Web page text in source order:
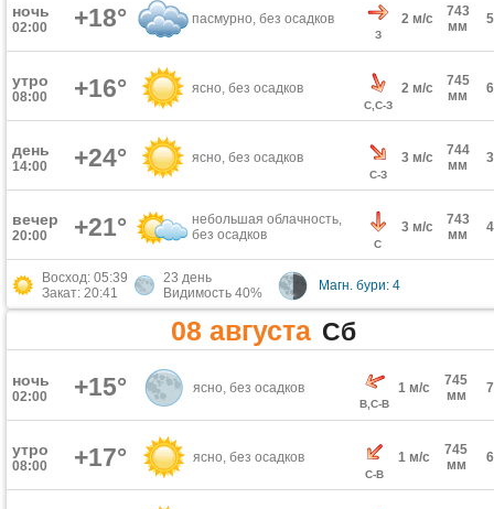
ночь
02:00 +18° пасмурно, без осадков
З
2 м/с
743
мм
утро
08:00 +16° ясно, без осадков
С,С-З
2 м/с
745
мм
день
14:00 +24° ясно, без осадков
С-З
3 м/с
744
мм
вечер
20:00 +21°
небольшая облачность,
без осадков
С
3 м/с
743
мм
Восход: 05:39
Закат: 20:41
23 день
Видимость 40%
Магн. бури: 4
08 августа Сб
ночь
02:00 +15° ясно, без осадков
В,С-В
1 м/с
745
мм
утро
08:00 +17° ясно, без осадков
С-В
1 м/с
745
мм